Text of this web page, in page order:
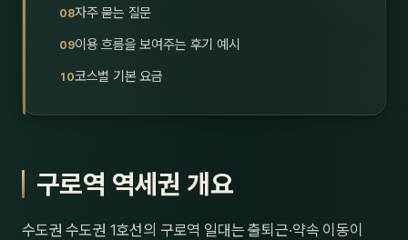
울산
24
자주 묻는 질문
이용 흐름을 보여주는 후기 예시
코스별 기본 요금
구로역 역세권 개요
수도권 수도권 1호선의 구로역 일대는 출퇴근·약속 이동이